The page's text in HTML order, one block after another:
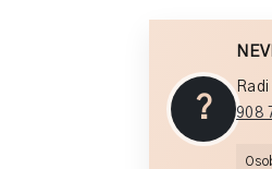
?
908